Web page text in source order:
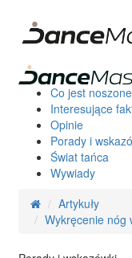
Co jest noszone
Interesujące
Opinie
Porady i
Świat tańca
Wywiady
Artykuły
Wykręcenie nóg